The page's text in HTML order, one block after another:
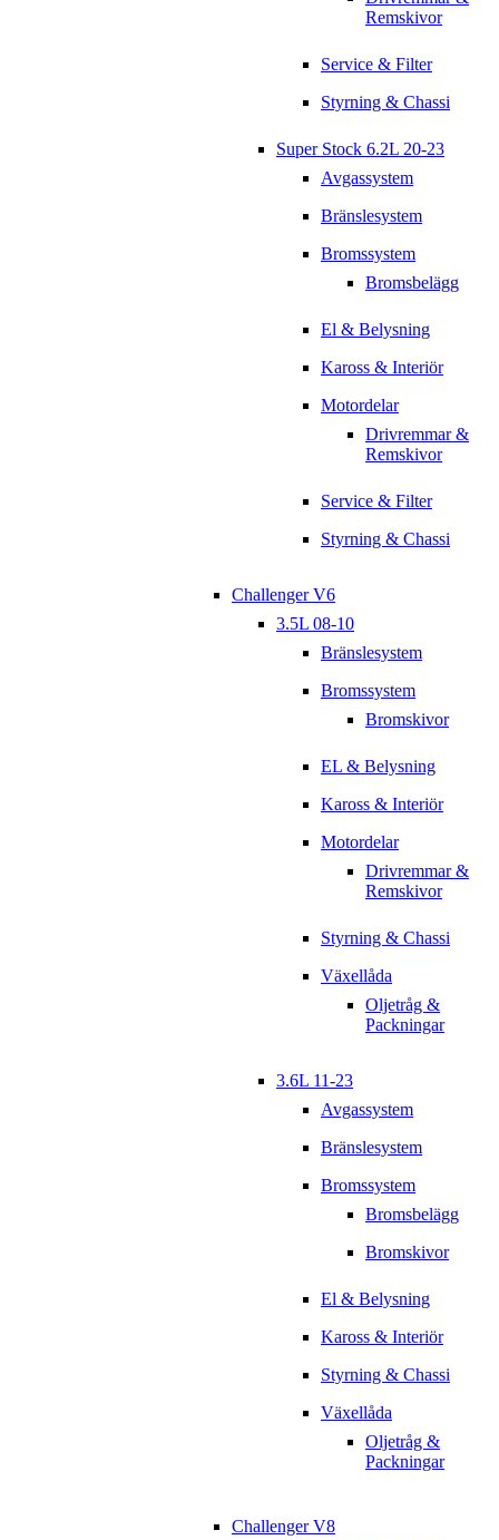
Remskivor
Service & Filter
Styrning & Chassi
Super Stock 6.2L 20-23
Avgassystem
Bränslesystem
Bromssystem
Bromsbelägg
El & Belysning
Kaross & Interiör
Motordelar
Drivremmar &
Remskivor
Service & Filter
Styrning & Chassi
Challenger V6
3.5L 08-10
Bränslesystem
Bromssystem
Bromskivor
EL & Belysning
Kaross & Interiör
Motordelar
Drivremmar &
Remskivor
Styrning & Chassi
Växellåda
Oljetråg &
Packningar
3.6L 11-23
Avgassystem
Bränslesystem
Bromssystem
Bromsbelägg
Bromskivor
El & Belysning
Kaross & Interiör
Styrning & Chassi
Växellåda
Oljetråg &
Packningar
Challenger V8